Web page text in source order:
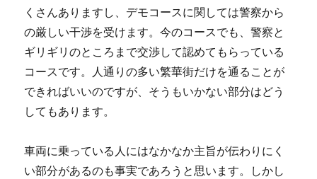
くさんありますし、デモコースに関しては警察から
の厳しい干渉を受けます。今のコースでも、警察と
ギリギリのところまで交渉して認めてもらっている
コースです。人通りの多い繁華街だけを通ることが
できればいいのですが、そうもいかない部分はどう
してもあります。
車両に乗っている人にはなかなか主旨が伝わりにく
い部分があるのも事実であろうと思います。しかし